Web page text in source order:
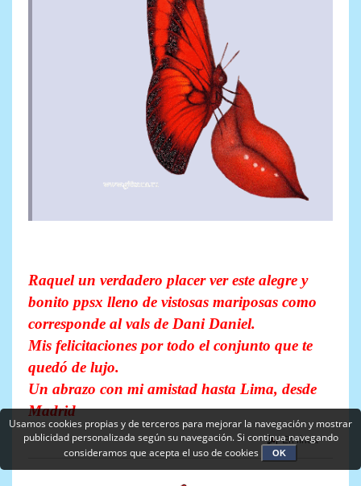
Raquel un verdadero placer ver este alegre y
bonito ppsx lleno de vistosas mariposas como
corresponde al vals de Dani Daniel.
Mis felicitaciones por todo el conjunto que te
quedó de lujo.
Un abrazo con mi amistad hasta Lima, desde
Madrid
En línea
Usamos cookies propias y de terceros para mejorar la navegación y mostrar
publicidad personalizada según su navegación. Si continua navegando
consideramos que acepta el uso de cookies
OK